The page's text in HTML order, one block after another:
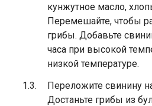
кунжутное масло,
Перемешайте, чтобы
грибы. Добавьте
часа при высокой
низкой температуре.
Переложите свинину
Достаньте грибы из